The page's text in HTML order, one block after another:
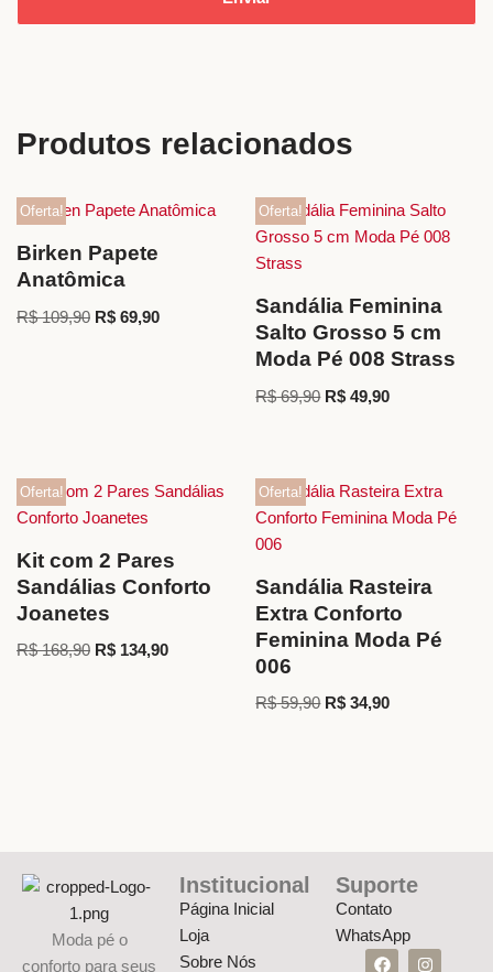
Produtos relacionados
Oferta!
Birken Papete
Anatômica
R$109,90 R$ 69,90
Oferta!
Sandália Feminina
Salto Grosso 5 cm
Moda Pé 008 Strass
R$69,90 R$ 49,90
Oferta!
Kit com 2 Pares
Sandálias Conforto
Joanetes
R$168,90 R$ 134,90
Oferta!
Sandália Rasteira
Extra Conforto
Feminina Moda Pé
006
R$59,90 R$ 34,90
Moda pé o
conforto para seus
Institucional
Página Inicial
Loja
Sobre Nós
Suporte
Contato
WhatsApp